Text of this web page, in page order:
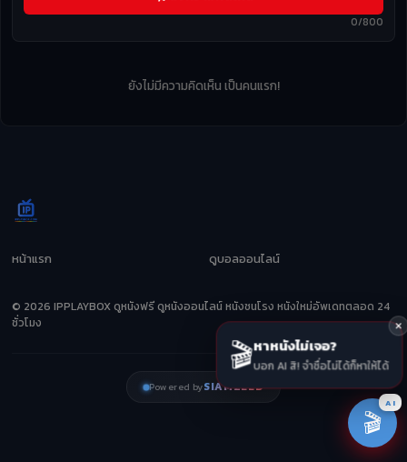
0/800
ยังไม่มีความคิดเห็น เป็นคนแรก!
หน้าแรก ดูบอลออนไลน์
© 2026 IPPLAYBOX ดูหนังฟรี ดูหนังออนไลน์ หนังชนโรง หนังใหม่อัพเดทตลอด 24
ชั่วโมง
Powered bySIAMZEED
🎬หาหนังไม่เจอ?
บอก AI สิ! จำชื่อไม่ได้ก็หาให้ได้
🎬
AI